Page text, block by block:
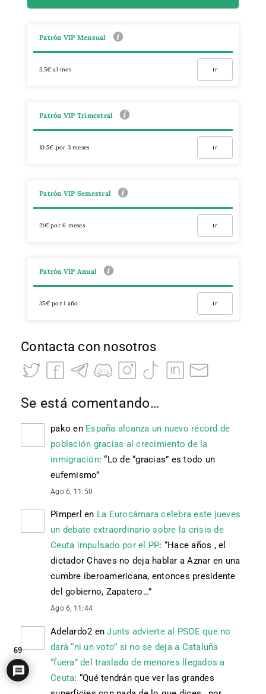
Patrón VIP Mensual
3,5€ al mes Ir
Patrón VIP Trimestral
10,5€ por 3 meses Ir
Patrón VIP Semestral
21€ por 6 meses Ir
Patrón VIP Anual
35€ por 1 año Ir
Contacta con nosotros
Se está comentando…
pako en España alcanza un nuevo récord de
población gracias al crecimiento de la
inmigración: “Lo de “gracias” es todo un
eufemismo”
Ago 6, 11:50
Pimperl en La Eurocámara celebra este jueves
un debate extraordinario sobre la crisis de
Ceuta impulsado por el PP: “Hace años , el
dictador Chaves no deja hablar a Aznar en una
cumbre iberoamericana, entonces presidente
del gobierno, Zapatero…”
Ago 6, 11:44
Adelardo2 enJunts advierte al PSOE que no
dará “ni un voto” si no se deja a Cataluña
“fuera” del traslado de menores llegados a
Ceuta: “Qué tendrán que ver las grandes
69